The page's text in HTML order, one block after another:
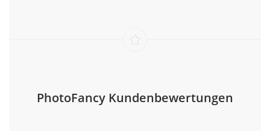
PhotoFancy Kundenbewertungen